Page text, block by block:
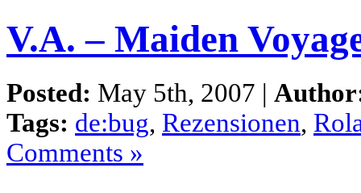
V.A. – Maiden
Posted: May 5th, 2007 |
Tags: de:bug, Rezensionen,
Comments »